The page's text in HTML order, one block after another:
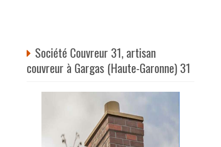
Société Couvreur 31, artisan
couvreur à Gargas (Haute-Garonne) 31